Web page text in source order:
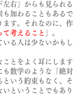
右」からも見られ
加わることもあるで
ます。それなのに、
て考えること
」。
る人は少ないかもし
とをよく耳にします
数学のような「絶
いう約束もなく、
ということでもあり